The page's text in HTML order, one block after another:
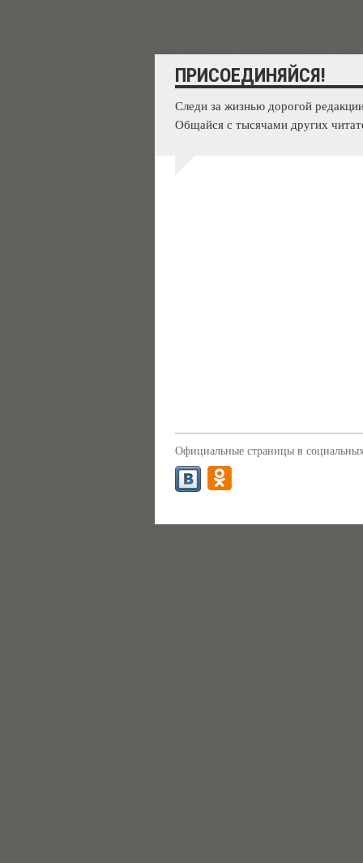
ПРИСОЕДИНЯЙСЯ!
Следи за жизнью дорогой
Общайся с тысячами других
Официальные страницы в социальных